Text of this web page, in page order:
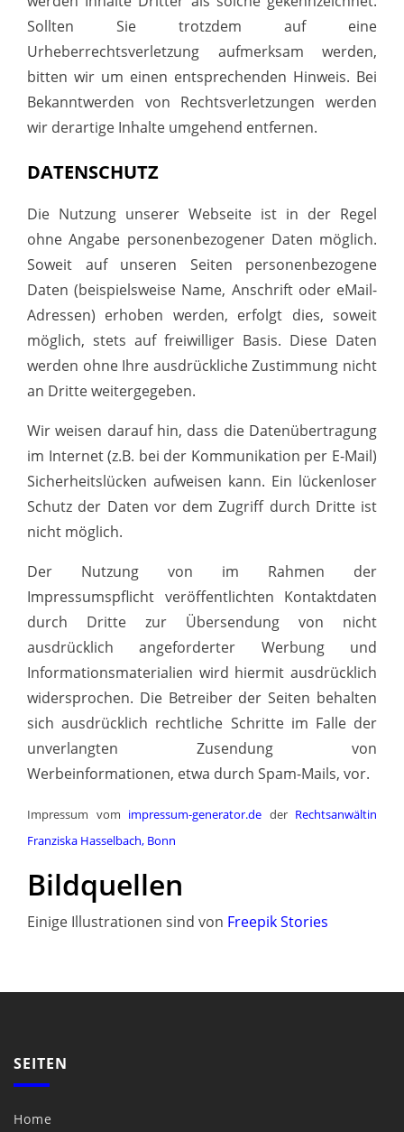
Sollten Sie trotzdem auf eine
Urheberrechtsverletzung aufmerksam werden,
bitten wir um einen entsprechenden Hinweis. Bei
Bekanntwerden von Rechtsverletzungen werden
wir derartige Inhalte umgehend entfernen.
DATENSCHUTZ
Die Nutzung unserer Webseite ist in der Regel
ohne Angabe personenbezogener Daten möglich.
Soweit auf unseren Seiten personenbezogene
Daten (beispielsweise Name, Anschrift oder eMail-
Adressen) erhoben werden, erfolgt dies, soweit
möglich, stets auf freiwilliger Basis. Diese Daten
werden ohne Ihre ausdrückliche Zustimmung nicht
an Dritte weitergegeben.
Wir weisen darauf hin, dass die Datenübertragung
im Internet (z.B. bei der Kommunikation per E-Mail)
Sicherheitslücken aufweisen kann. Ein lückenloser
Schutz der Daten vor dem Zugriff durch Dritte ist
nicht möglich.
Der Nutzung von im Rahmen der
Impressumspflicht veröffentlichten Kontaktdaten
durch Dritte zur Übersendung von nicht
ausdrücklich angeforderter Werbung und
Informationsmaterialien wird hiermit ausdrücklich
widersprochen. Die Betreiber der Seiten behalten
sich ausdrücklich rechtliche Schritte im Falle der
unverlangten Zusendung von
Werbeinformationen, etwa durch Spam-Mails, vor.
Impressum vom impressum-generator.de der Rechtsanwältin
Franziska Hasselbach, Bonn
Bildquellen
Einige Illustrationen sind von Freepik Stories
SEITEN
Home